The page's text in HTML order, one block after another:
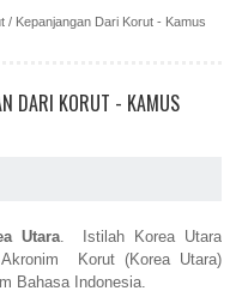
/ Kepanjangan Dari Korut - Kamus
DARI KORUT - KAMUS
Utara. Istilah Korea Utara
Korut (Korea Utara)
Bahasa Indonesia.